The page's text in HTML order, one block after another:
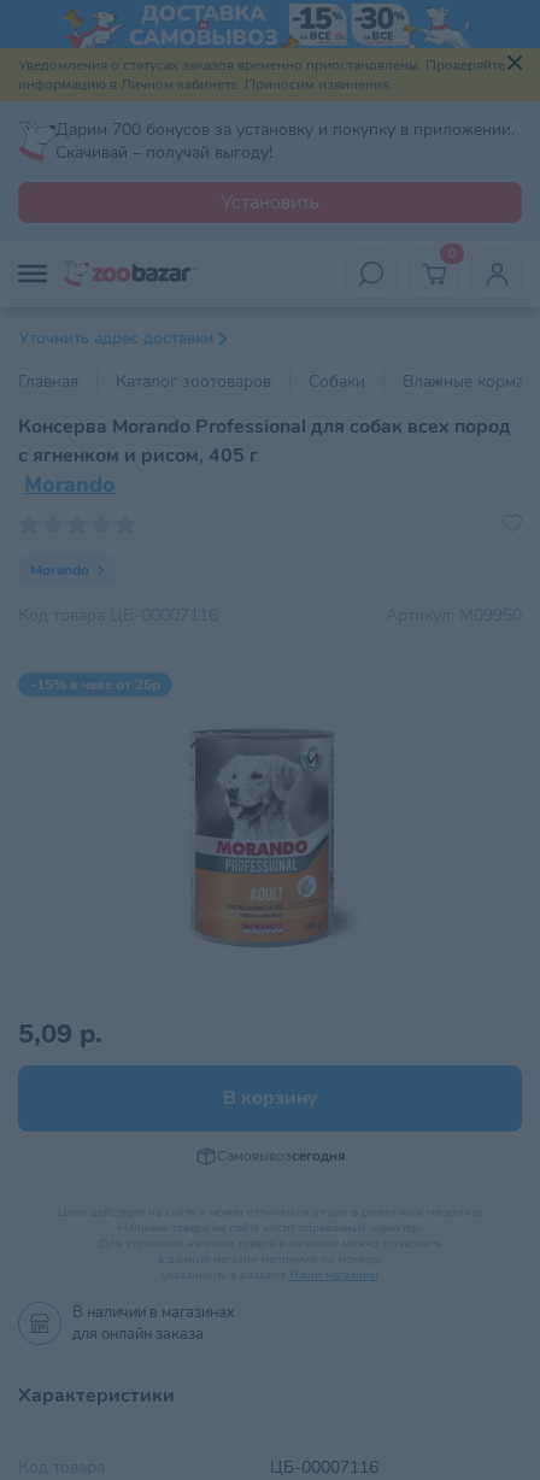
Уведомления о статусах заказов временно приостановлены. Проверяйте
информацию в Личном кабинете. Приносим извинения.
Дарим 700 бонусов за установку и покупку в приложении.
Скачивай – получай выгоду!
Установить
0
Уточнить адрес доставки
Главная
Каталог зоотоваров Собаки Влажные корма
Консерва Morando Professional для собак всех пород
с ягненком и рисом, 405 г
Morando
Morando
-15% в чеке от 25р
5,09 р.
В корзину
Самовывозсегодня
Наши магазины.
В наличии в магазинах
для онлайн заказа
Характеристики
ЦБ-00007116